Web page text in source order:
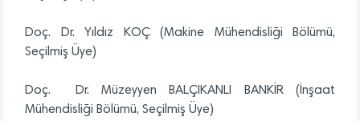
Doç. Dr. Yıldız KOÇ (Makine Mühendisliği Bölümü,
Seçilmiş Üye)
Doç. Dr. Müzeyyen BALÇIKANLI BANKİR (İnşaat
Mühendisliği Bölümü, Seçilmiş Üye)